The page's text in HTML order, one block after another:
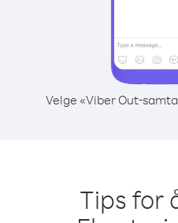
Velge «Viber Out-
Tips for